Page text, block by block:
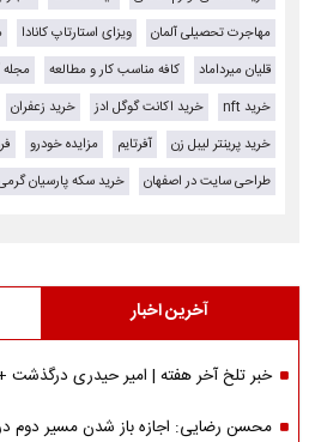
مهاجرت تحصیلی آلمان
ویزای استارتاپ کانادا
قلیان میرداماد
کافه مناسب کار و مطالعه مجله
خرید nft
خرید اکانت گوگل ادز خرید زعفران
خرید پرینتر لیبل زن
آفرتایم مزایده خودرو
طراحی سایت در اصفهان
خرید سکه پارسیان
آخرین اخبار
خبر تلخ آخر هفته | امیر حیدری
محسن رضایی: اجازه باز شدن مسیر دوم در